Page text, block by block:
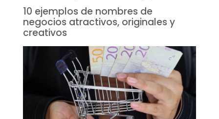
10 ejemplos de nombres de
negocios atractivos, originales y
creativos